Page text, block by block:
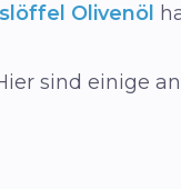
Olivenöl
sind einige